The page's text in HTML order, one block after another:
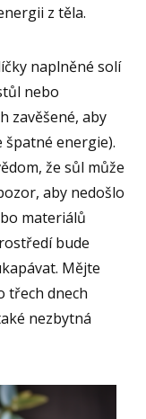
z těla.
naplněné solí
nebo
zavěšené, aby
špatné energie).
že sůl může
aby nedošlo
materiálů
bude
Mějte
třech dnech
nezbytná